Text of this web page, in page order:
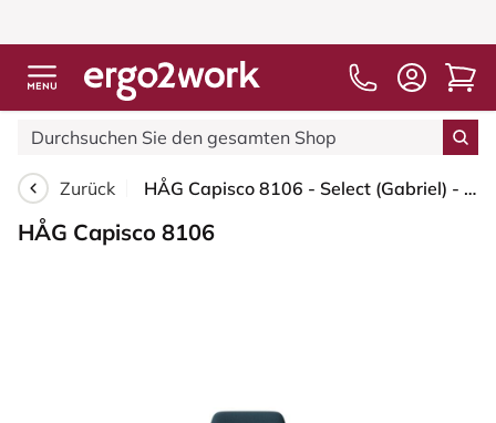
Zurück HÅG Capisco 8106 - Select (Gabriel) - Wolle / Polyamid - SC66194 - Blue - Moss Grey - 265 mm (Sitzhöhe 53-79cm) - Harte Rollen für weiche Böden
HÅG Capisco 8106